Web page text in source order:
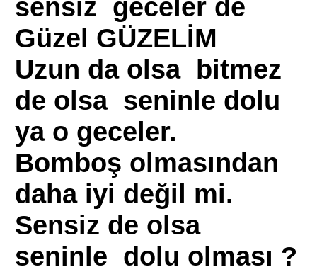
sensiz geceler de
Güzel GÜZELİM
Uzun da olsa bitmez
de olsa seninle dolu
ya o geceler.
Bomboş olmasından
daha iyi değil mi.
Sensiz de olsa
seninle dolu olması ?